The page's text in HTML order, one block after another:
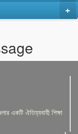
+
একটি ঐতিহ্যবাহী শিক্ষা